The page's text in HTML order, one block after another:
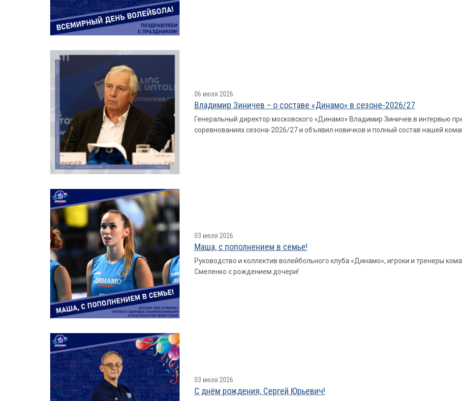
06 июля 2026
Владимир Зиничев – о составе «Динамо» в сезоне-2026/27
Генеральный директор московского «Динамо» Владимир Зиничев в интервью
соревнованиях сезона-2026/27 и объявил новичков и полный состав нашей
03 июля 2026
Маша, с пополнением в семье!
Руководство и коллектив волейбольного клуба «Динамо», игроки и тренеры
Смеленко с рождением дочери!
03 июля 2026
С днём рождения, Сергей Юрьевич!